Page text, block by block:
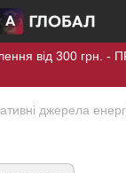
від 300 грн.
джерела